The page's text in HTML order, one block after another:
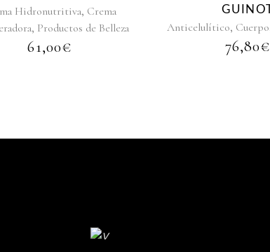
Hidronutritiva, Crema
, Productos de Belleza
61,00€
Anticelulítico, Cuerpo
76,80€